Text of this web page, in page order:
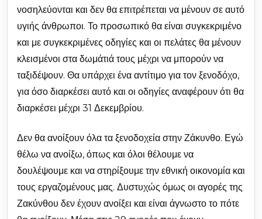
νοσηλεύονται και δεν θα επιτρέπεται να μένουν σε αυτό
υγιής άνθρωποι. Το προσωπικό θα είναι συγκεκριμένο
και με συγκεκριμένες οδηγίες και οι πελάτες θα μένουν
κλεισμένοι στα δωμάτιά τους μέχρι να μπορούν να
ταξιδέψουν. Θα υπάρχει ένα αντίτιμο για τον ξενοδόχο,
για όσο διαρκέσει αυτό και οι οδηγίες αναφέρουν ότι θα
διαρκέσει μέχρι 31 Δεκεμβρίου.
Δεν θα ανοίξουν όλα τα ξενοδοχεία στην Ζάκυνθο. Εγώ
θέλω να ανοίξω, όπως και όλοι θέλουμε να
δουλέψουμε και να στηρίξουμε την εθνική οικονομία και
τους εργαζομένους μας. Δυστυχώς όμως οι αγορές της
Ζακύνθου δεν έχουν ανοίξει και είναι άγνωστο το πότε